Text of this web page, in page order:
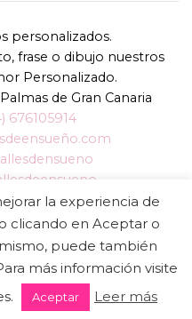
personalizados.
frase o dibujo nuestros
Personalizado.
de Gran Canaria
676105914
la experiencia de
clicando en Aceptar o
puede también
más información visite
Aceptar Leer más